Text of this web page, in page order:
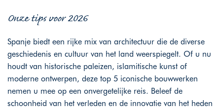
Onze tips voor 2026
Spanje biedt een rijke mix van architectuur die de diverse
geschiedenis en cultuur van het land weerspiegelt. Of u nu
houdt van historische paleizen, islamitische kunst of
moderne ontwerpen, deze top 5 iconische bouwwerken
nemen u mee op een onvergetelijke reis. Beleef de
schoonheid van het verleden en de innovatie van het heden